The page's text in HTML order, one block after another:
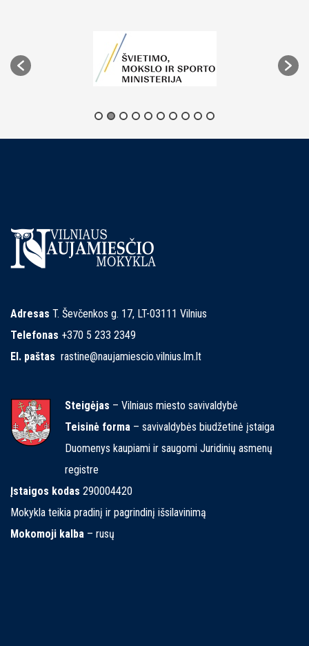
Adresas T. Ševčenkos g. 17, LT-03111 Vilnius
Telefonas +370 5 233 2349
El. paštas rastine@naujamiescio.vilnius.lm.lt
Steigėjas – Vilniaus miesto savivaldybė
Teisinė forma – savivaldybės biudžetinė įstaiga
Duomenys kaupiami ir saugomi Juridinių asmenų
registre
Įstaigos kodas 290004420
Mokykla teikia pradinį ir pagrindinį išsilavinimą
Mokomoji kalba – rusų